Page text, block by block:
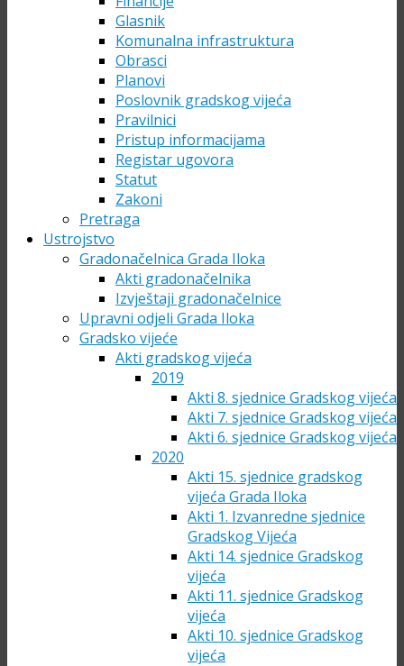
Glasnik
Komunalna infrastruktura
Obrasci
Planovi
Poslovnik gradskog vijeća
Pravilnici
Pristup informacijama
Registar ugovora
Statut
Zakoni
Pretraga
Ustrojstvo
Gradonačelnica Grada Iloka
Akti gradonačelnika
Izvještaji gradonačelnice
Upravni odjeli Grada Iloka
Gradsko vijeće
Akti gradskog vijeća
2019
Akti 8. sjednice Gradskog vijeća
Akti 7. sjednice Gradskog vijeća
Akti 6. sjednice Gradskog vijeća
2020
Akti 15. sjednice gradskog
vijeća Grada Iloka
Akti 1. Izvanredne sjednice
Gradskog Vijeća
Akti 14. sjednice Gradskog
vijeća
Akti 11. sjednice Gradskog
vijeća
Akti 10. sjednice Gradskog
vijeća